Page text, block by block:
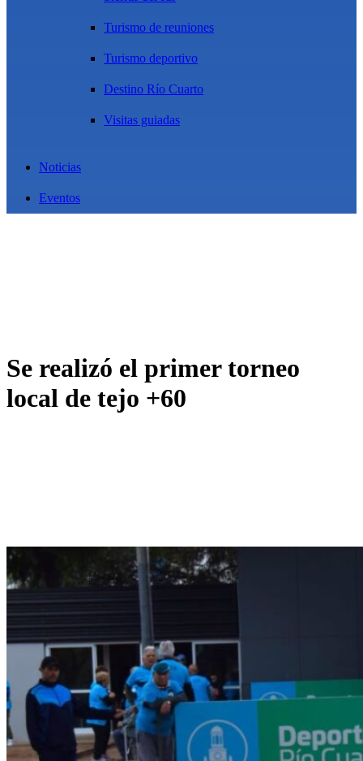
Turismo de reuniones
Turismo deportivo
Destino Río Cuarto
Visitas guiadas
Noticias
Eventos
Se realizó el primer torneo
local de tejo +60